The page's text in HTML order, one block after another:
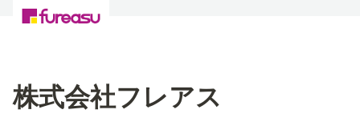
株式会社フレアス